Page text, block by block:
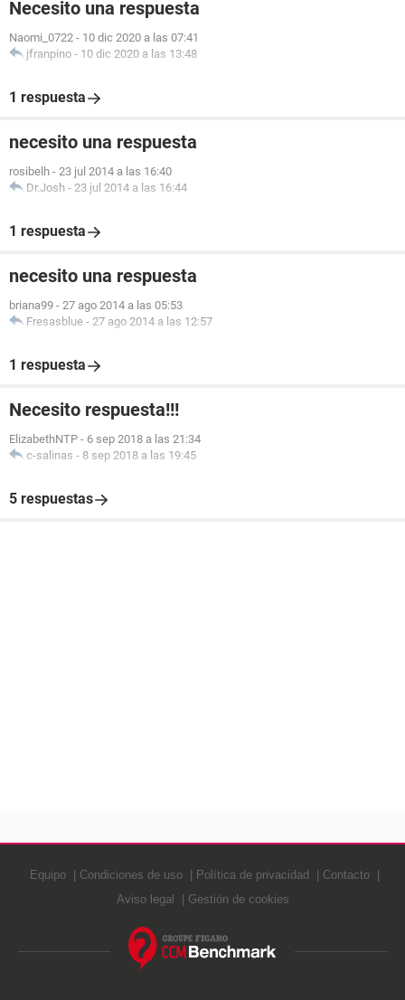
Necesito una respuesta
Naomi_0722 - 10 dic 2020 a las 07:41
jfranpino - 10 dic 2020 a las 13:48
1 respuesta
necesito una respuesta
rosibelh - 23 jul 2014 a las 16:40
Dr.Josh - 23 jul 2014 a las 16:44
1 respuesta
necesito una respuesta
briana99 - 27 ago 2014 a las 05:53
Fresasblue - 27 ago 2014 a las 12:57
1 respuesta
Necesito respuesta!!!
ElizabethNTP - 6 sep 2018 a las 21:34
c-salinas - 8 sep 2018 a las 19:45
5 respuestas
Equipo Condiciones de uso Política de privacidad
Contacto
Aviso legal
Gestión de cookies